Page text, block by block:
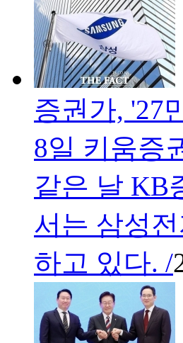
증권가, '27
8일 키움증
같은 날 KB
서는 삼성
하고 있다. /